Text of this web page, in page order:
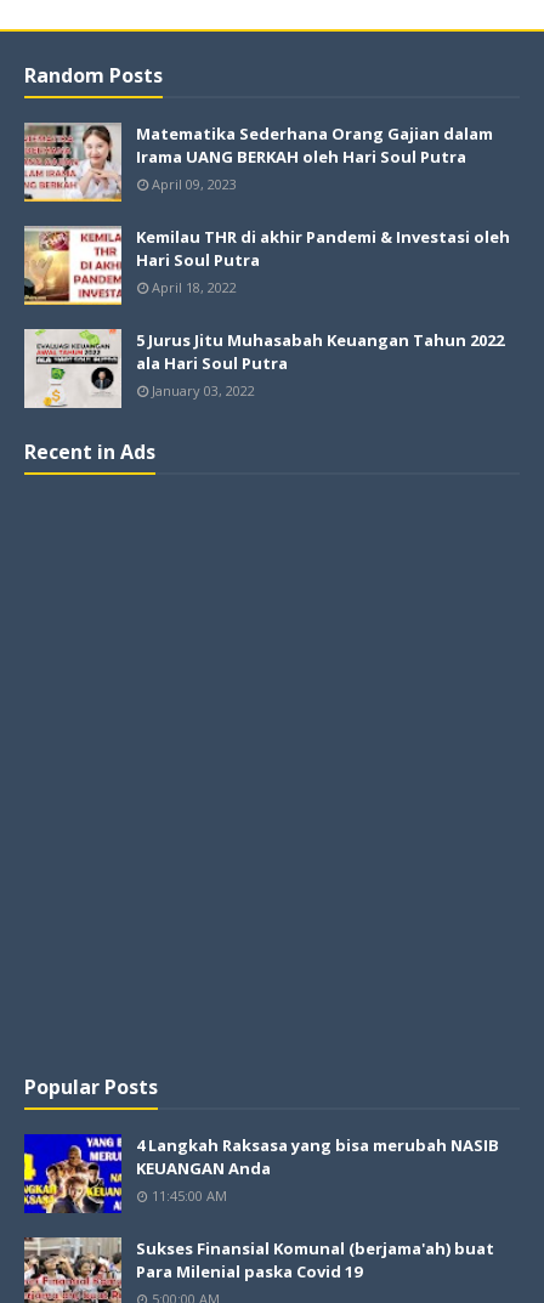
Random Posts
Matematika Sederhana Orang Gajian dalam
Irama UANG BERKAH oleh Hari Soul Putra
April 09, 2023
Kemilau THR di akhir Pandemi & Investasi oleh
Hari Soul Putra
April 18, 2022
5 Jurus Jitu Muhasabah Keuangan Tahun 2022
ala Hari Soul Putra
January 03, 2022
Recent in Ads
Popular Posts
4 Langkah Raksasa yang bisa merubah NASIB
KEUANGAN Anda
11:45:00 AM
Sukses Finansial Komunal (berjama'ah) buat
Para Milenial paska Covid 19
5:00:00 AM